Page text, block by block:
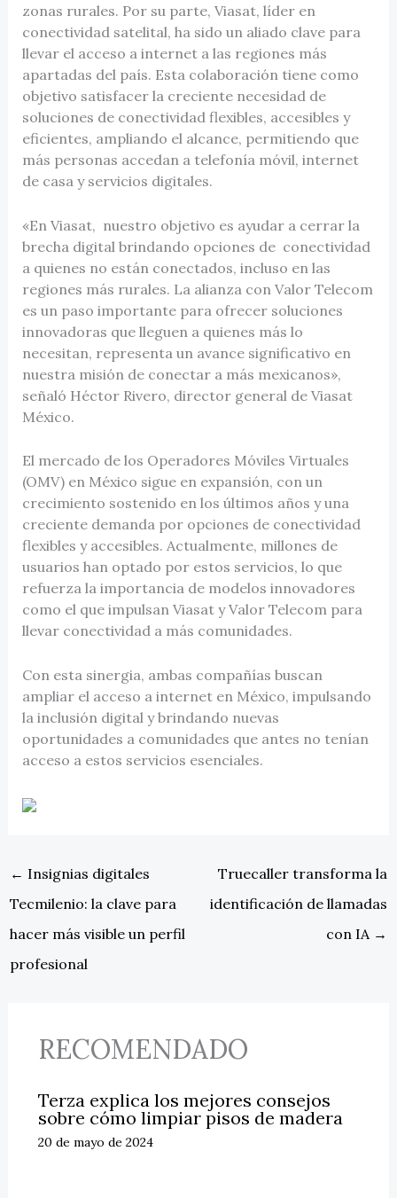
zonas rurales. Por su parte, Viasat, líder en
conectividad satelital, ha sido un aliado clave para
llevar el acceso a internet a las regiones más
apartadas del país. Esta colaboración tiene como
objetivo satisfacer la creciente necesidad de
soluciones de conectividad flexibles, accesibles y
eficientes, ampliando el alcance, permitiendo que
más personas accedan a telefonía móvil, internet
de casa y servicios digitales.
«En Viasat, nuestro objetivo es ayudar a cerrar la
brecha digital brindando opciones de conectividad
a quienes no están conectados, incluso en las
regiones más rurales. La alianza con Valor Telecom
es un paso importante para ofrecer soluciones
innovadoras que lleguen a quienes más lo
necesitan, representa un avance significativo en
nuestra misión de conectar a más mexicanos»,
señaló Héctor Rivero, director general de Viasat
México.
El mercado de los Operadores Móviles Virtuales
(OMV) en México sigue en expansión, con un
crecimiento sostenido en los últimos años y una
creciente demanda por opciones de conectividad
flexibles y accesibles. Actualmente, millones de
usuarios han optado por estos servicios, lo que
refuerza la importancia de modelos innovadores
como el que impulsan Viasat y Valor Telecom para
llevar conectividad a más comunidades.
Con esta sinergia, ambas compañías buscan
ampliar el acceso a internet en México, impulsando
la inclusión digital y brindando nuevas
oportunidades a comunidades que antes no tenían
acceso a estos servicios esenciales.
← Insignias digitales
Tecmilenio: la clave para
hacer más visible un perfil
profesional
Truecaller transforma la
identificación de llamadas
con IA →
RECOMENDADO
Terza explica los mejores consejos
sobre cómo limpiar pisos de madera
20 de mayo de 2024